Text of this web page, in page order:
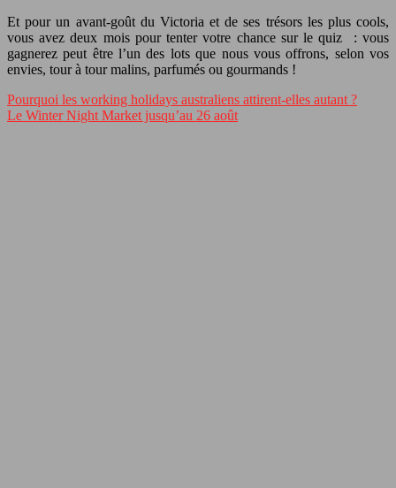
Et pour un avant-goût du Victoria et de ses trésors les plus cools,
vous avez deux mois pour tenter votre chance sur le quiz : vous
gagnerez peut être l’un des lots que nous vous offrons, selon vos
envies, tour à tour malins, parfumés ou gourmands !
Pourquoi les working holidays australiens attirent-elles autant ?
Le Winter Night Market jusqu’au 26 août